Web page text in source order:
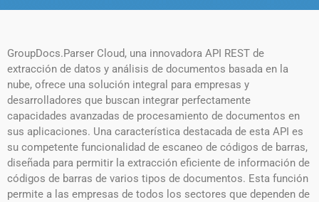
GroupDocs.Parser Cloud, una innovadora API REST de
extracción de datos y análisis de documentos basada en la
nube, ofrece una solución integral para empresas y
desarrolladores que buscan integrar perfectamente
capacidades avanzadas de procesamiento de documentos en
sus aplicaciones. Una característica destacada de esta API es
su competente funcionalidad de escaneo de códigos de barras,
diseñada para permitir la extracción eficiente de información de
códigos de barras de varios tipos de documentos. Esta función
permite a las empresas de todos los sectores que dependen de